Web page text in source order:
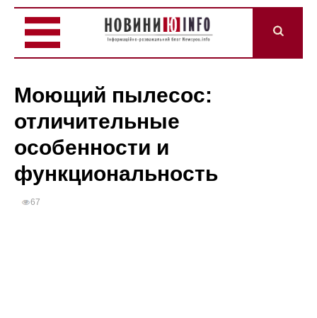
Моющий пылесос:
отличительные
особенности и
функциональность
67